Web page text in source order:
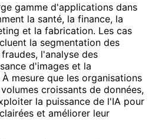
gamme d'applications dans
la santé, la finance, la
et la fabrication. Les cas
la segmentation des
l'analyse des
d'images et la
mesure que les organisations
croissants de données,
la puissance de l'IA pour
et améliorer leur